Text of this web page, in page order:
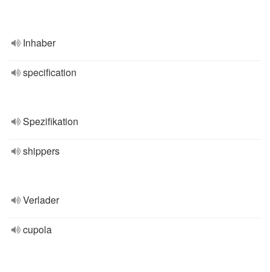
Inhaber
specification
Spezifikation
shippers
Verlader
cupola